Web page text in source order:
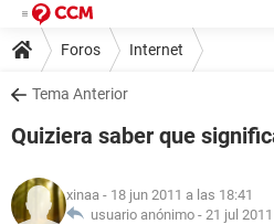
Foros Internet
Tema Anterior
Quiziera saber que
xinaa - 18 jun 2011 a las 18:41
usuario anónimo - 21 jul